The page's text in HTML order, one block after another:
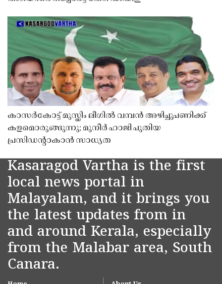
കാസർകോട്ട് മുസ്ലിം ലീഗിൽ വമ്പൻ അഴിച്ചുപണിക്ക്
കളമൊരുങ്ങുന്നു; മുനീർ ഹാജി പുതിയ
പ്രസിഡൻ്റാകാൻ സാധ്യത
Kasaragod Vartha is the first
local news portal in
Malayalam, and it brings you
the latest updates from in
and around Kerala, especially
from the Malabar area, South
Canara.